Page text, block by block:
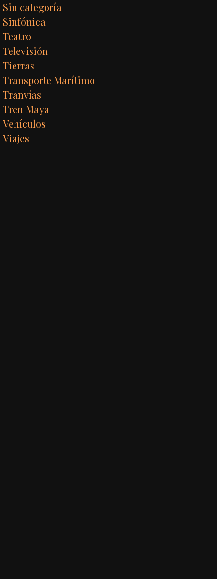
Sin categoría
Sinfónica
Teatro
Televisión
Tierras
Transporte Marítimo
Tranvías
Tren Maya
Vehículos
Viajes